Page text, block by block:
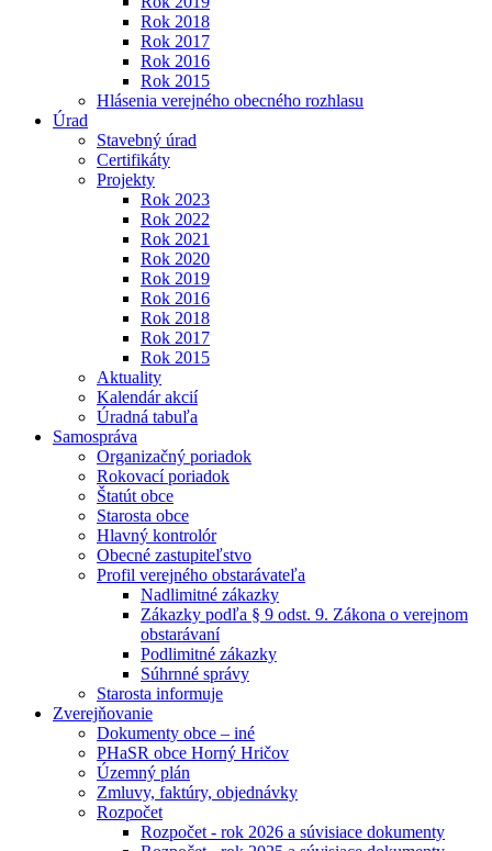
Rok 2018
Rok 2017
Rok 2016
Rok 2015
Hlásenia verejného obecného rozhlasu
Úrad
Stavebný úrad
Certifikáty
Projekty
Rok 2023
Rok 2022
Rok 2021
Rok 2020
Rok 2019
Rok 2016
Rok 2018
Rok 2017
Rok 2015
Aktuality
Kalendár akcií
Úradná tabuľa
Samospráva
Organizačný poriadok
Rokovací poriadok
Štatút obce
Starosta obce
Hlavný kontrolór
Obecné zastupiteľstvo
Profil verejného obstarávateľa
Nadlimitné zákazky
Zákazky podľa § 9 odst. 9. Zákona o verejnom
obstarávaní
Podlimitné zákazky
Súhrnné správy
Starosta informuje
Zverejňovanie
Dokumenty obce – iné
PHaSR obce Horný Hričov
Územný plán
Zmluvy, faktúry, objednávky
Rozpočet
Rozpočet - rok 2026 a súvisiace dokumenty